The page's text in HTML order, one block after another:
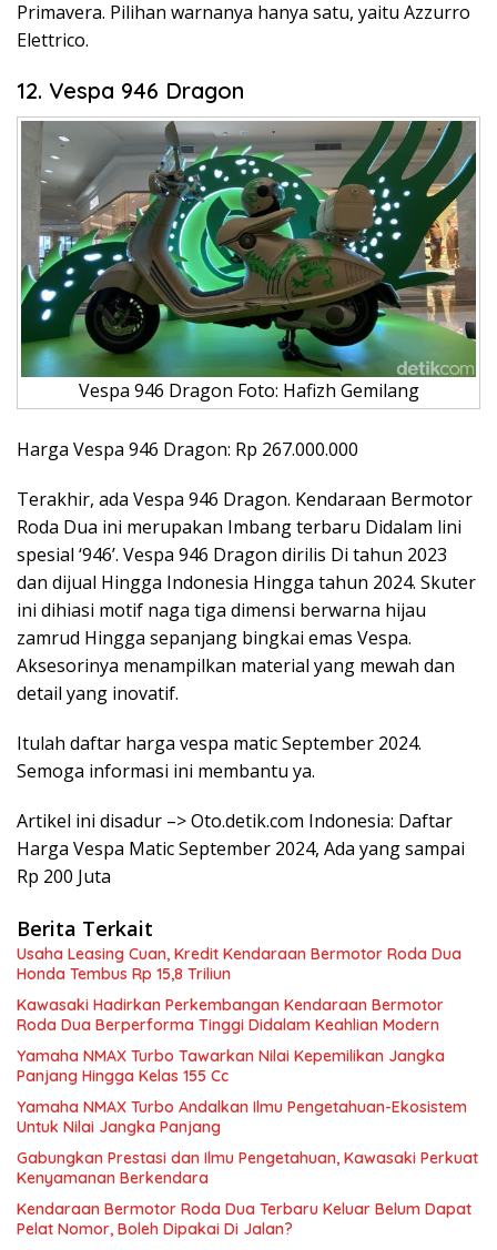
Primavera. Pilihan warnanya hanya satu, yaitu Azzurro
Elettrico.
12. Vespa 946 Dragon
Vespa 946 Dragon Foto: Hafizh Gemilang
Harga Vespa 946 Dragon: Rp 267.000.000
Terakhir, ada Vespa 946 Dragon. Kendaraan Bermotor
Roda Dua ini merupakan Imbang terbaru Didalam lini
spesial ‘946’. Vespa 946 Dragon dirilis Di tahun 2023
dan dijual Hingga Indonesia Hingga tahun 2024. Skuter
ini dihiasi motif naga tiga dimensi berwarna hijau
zamrud Hingga sepanjang bingkai emas Vespa.
Aksesorinya menampilkan material yang mewah dan
detail yang inovatif.
Itulah daftar harga vespa matic September 2024.
Semoga informasi ini membantu ya.
Artikel ini disadur –> Oto.detik.com Indonesia: Daftar
Harga Vespa Matic September 2024, Ada yang sampai
Rp 200 Juta
Berita Terkait
Usaha Leasing Cuan, Kredit Kendaraan Bermotor Roda Dua
Honda Tembus Rp 15,8 Triliun
Kawasaki Hadirkan Perkembangan Kendaraan Bermotor
Roda Dua Berperforma Tinggi Didalam Keahlian Modern
Yamaha NMAX Turbo Tawarkan Nilai Kepemilikan Jangka
Panjang Hingga Kelas 155 Cc
Yamaha NMAX Turbo Andalkan Ilmu Pengetahuan-Ekosistem
Untuk Nilai Jangka Panjang
Gabungkan Prestasi dan Ilmu Pengetahuan, Kawasaki Perkuat
Kenyamanan Berkendara
Kendaraan Bermotor Roda Dua Terbaru Keluar Belum Dapat
Pelat Nomor, Boleh Dipakai Di Jalan?